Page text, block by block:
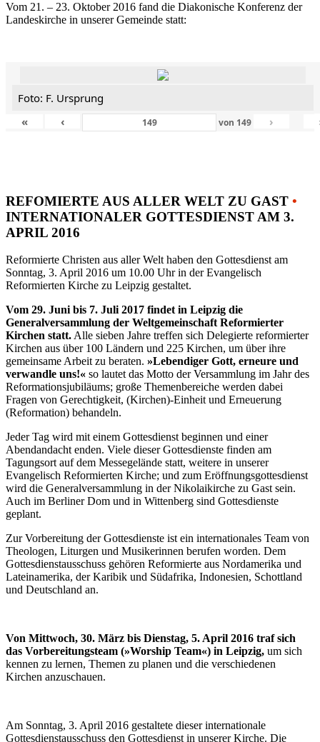
Vom 21. – 23. Oktober 2016 fand die Diakonische Konferenz der
Landeskirche in unserer Gemeinde statt:
Foto: F. Ursprung
«
‹ von 149 ›
REFOMIERTE AUS ALLER WELT ZU GAST •
INTERNATIONALER GOTTESDIENST AM 3.
APRIL 2016
Reformierte Christen aus aller Welt haben den Gottesdienst am
Sonntag, 3. April 2016 um 10.00 Uhr in der Evangelisch
Reformierten Kirche zu Leipzig gestaltet.
Vom 29. Juni bis 7. Juli 2017 findet in Leipzig die
Generalversammlung der Weltgemeinschaft Reformierter
Kirchen statt.Alle sieben Jahre treffen sich Delegierte reformierter
Kirchen aus über 100 Ländern und 225 Kirchen, um über ihre
gemeinsame Arbeit zu beraten. »Lebendiger Gott, erneure und
verwandle uns!« so lautet das Motto der Versammlung im Jahr des
Reformationsjubiläums; große Themenbereiche werden dabei
Fragen von Gerechtigkeit, (Kirchen)-Einheit und Erneuerung
(Reformation) behandeln.
Jeder Tag wird mit einem Gottesdienst beginnen und einer
Abendandacht enden. Viele dieser Gottesdienste finden am
Tagungsort auf dem Messegelände statt, weitere in unserer
Evangelisch Reformierten Kirche; und zum Eröffnungsgottesdienst
wird die Generalversammlung in der Nikolaikirche zu Gast sein.
Auch im Berliner Dom und in Wittenberg sind Gottesdienste
geplant.
Zur Vorbereitung der Gottesdienste ist ein internationales Team von
Theologen, Liturgen und Musikerinnen berufen worden. Dem
Gottesdienstausschuss gehören Reformierte aus Nordamerika und
Lateinamerika, der Karibik und Südafrika, Indonesien, Schottland
und Deutschland an.
Von Mittwoch, 30. März bis Dienstag, 5. April 2016 traf sich
das Vorbereitungsteam (»Worship Team«) in Leipzig, um sich
kennen zu lernen, Themen zu planen und die verschiedenen
Kirchen anzuschauen.
Am Sonntag, 3. April 2016 gestaltete dieser internationale
Gottesdienstausschuss den Gottesdienst in unserer Kirche. Die